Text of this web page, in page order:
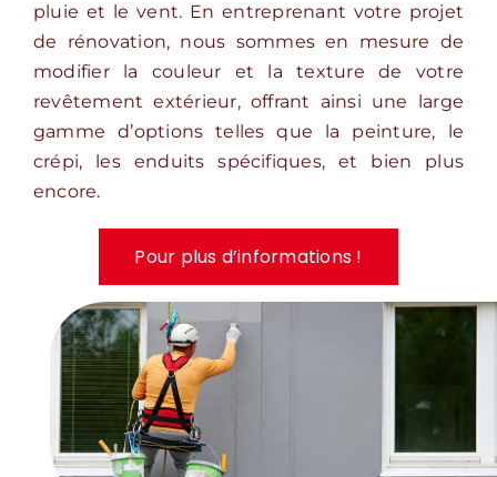
pluie et le vent. En entreprenant votre projet
de rénovation, nous sommes en mesure de
modifier la couleur et la texture de votre
revêtement extérieur, offrant ainsi une large
gamme d’options telles que la peinture, le
crépi, les enduits spécifiques, et bien plus
encore.
Pour plus d’informations !